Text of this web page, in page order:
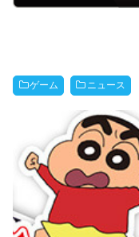
ゲーム ニュース